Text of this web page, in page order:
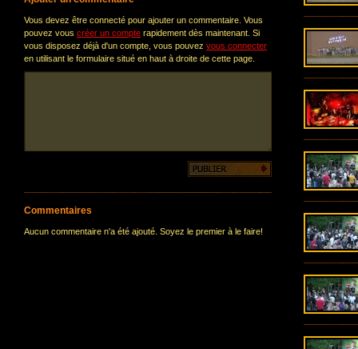
Vous devez être connecté pour ajouter un commentaire. Vous
pouvez vous créer un compte rapidement dès maintenant. Si
vous disposez déjà d'un compte, vous pouvez vous connecter
en utilisant le formulaire situé en haut à droite de cette page.
Commentaires
Aucun commentaire n'a été ajouté. Soyez le premier à le faire!